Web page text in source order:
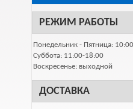
РЕЖИМ РАБОТЫ
Понедельник - Пятница:
Суббота: 11:00-18:00
Воскресенье: выходной
ДОСТАВКА